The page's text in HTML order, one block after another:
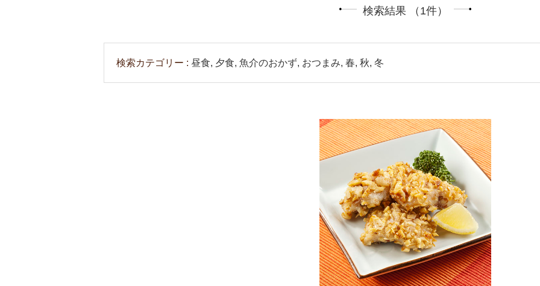
検索結果 （1件）
検索カテゴリー 昼食, 夕食, 魚介のおかず, おつまみ, 春, 秋, 冬